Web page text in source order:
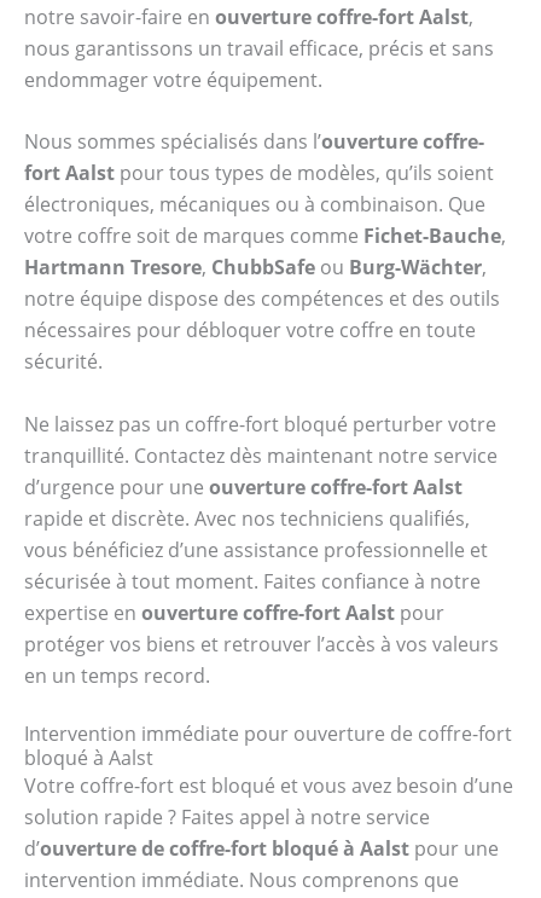
notre savoir-faire en ouverture coffre-fort Aalst,
nous garantissons un travail efficace, précis et sans
endommager votre équipement.
Nous sommes spécialisés dans l’ouverture coffre-
fort Aalst pour tous types de modèles, qu’ils soient
électroniques, mécaniques ou à combinaison. Que
votre coffre soit de marques comme Fichet-Bauche,
Hartmann Tresore, ChubbSafe ou Burg-Wächter,
notre équipe dispose des compétences et des outils
nécessaires pour débloquer votre coffre en toute
sécurité.
Ne laissez pas un coffre-fort bloqué perturber votre
tranquillité. Contactez dès maintenant notre service
d’urgence pour une ouverture coffre-fort Aalst
rapide et discrète. Avec nos techniciens qualifiés,
vous bénéficiez d’une assistance professionnelle et
sécurisée à tout moment. Faites confiance à notre
expertise en ouverture coffre-fort Aalst pour
protéger vos biens et retrouver l’accès à vos valeurs
en un temps record.
Intervention immédiate pour ouverture de coffre-fort
bloqué à Aalst
Votre coffre-fort est bloqué et vous avez besoin d’une
solution rapide ? Faites appel à notre service
d’ouverture de coffre-fort bloqué à Aalst pour une
intervention immédiate. Nous comprenons que